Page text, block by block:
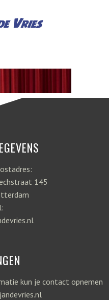
145
kun je contact opnemen